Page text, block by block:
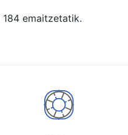
184 emaitzetatik.